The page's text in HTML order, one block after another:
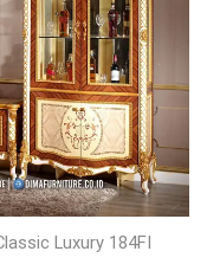
Luxury 184FI